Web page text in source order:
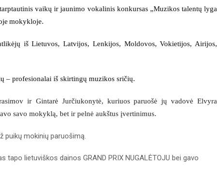
tarptautinis vaikų ir jaunimo vokalinis konkursas „Muzikos talentų lyga
mokykloje.
iš Lietuvos,Latvijos, Lenkijos, Moldovos,Vokietijos, Airijos,
– profesionalai iš skirtingų muzikos sričių.
ir Gintarė Jurčiukonytė, kuriuos paruošė jų vadovė Elvyra
savo mokyklą, bet ir pelnė aukštus įvertinimus.
puikų mokinių paruošimą.
lietuviškos dainos GRAND PRIX NUGALĖTOJU bei gavo